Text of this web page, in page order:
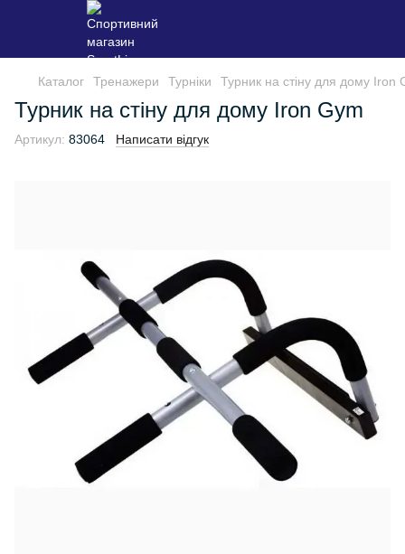
Каталог Тренажери Турніки Турник на стіну для дому Iron
Турник на стіну для дому Iron Gym
Артикул: 83064 Написати відгук